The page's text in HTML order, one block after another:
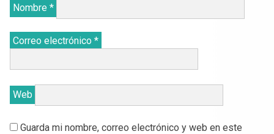
Nombre *
Correo electrónico *
Web
Guarda mi nombre, correo electrónico y web en este